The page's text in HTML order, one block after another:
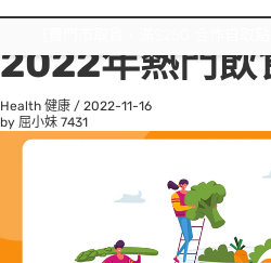
All
2022年熱門飲
Health 健康 / 2022-11-16
by 屈小妹 7431